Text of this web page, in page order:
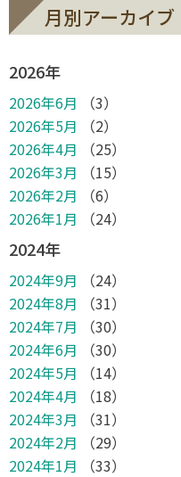
月別アーカイブ
2026年
2026年6月
（3）
2026年5月
（2）
2026年4月
（25）
2026年3月
（15）
2026年2月
（6）
2026年1月
（24）
2024年
2024年9月
（24）
2024年8月
（31）
2024年7月
（30）
2024年6月
（30）
2024年5月
（14）
2024年4月
（18）
2024年3月
（31）
2024年2月
（29）
2024年1月
（33）